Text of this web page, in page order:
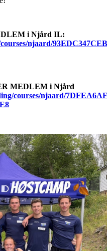
i Njård IL:
njaard/93EDC347CEB
MEDLEM i Njård
courses/njaard/7DFEA6AF